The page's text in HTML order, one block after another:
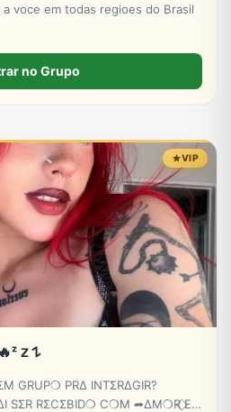
a voce em todas regioes do Brasil
no Grupo
VIP
𑇢ᩘ🔥𝛩𝐍 𝐂𝐇𝐀𝐓↯🍒 ⃝⃔‌‌🔥ᶻ 𝗓 𐰁
SΣR RΣCΣBID❍ C❍M ➦∆M❍R ⃟E